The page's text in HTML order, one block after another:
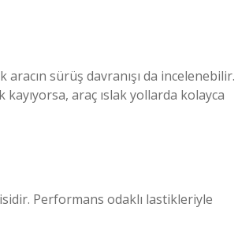
aracın sürüş davranışı da incelenebilir.
araç ıslak yollarda kolayca
Performans odaklı lastikleriyle